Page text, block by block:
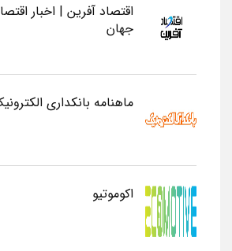
اقتصاد آفرین | اخبار
جهان
ماهنامه بانکداری
اکوموتیو